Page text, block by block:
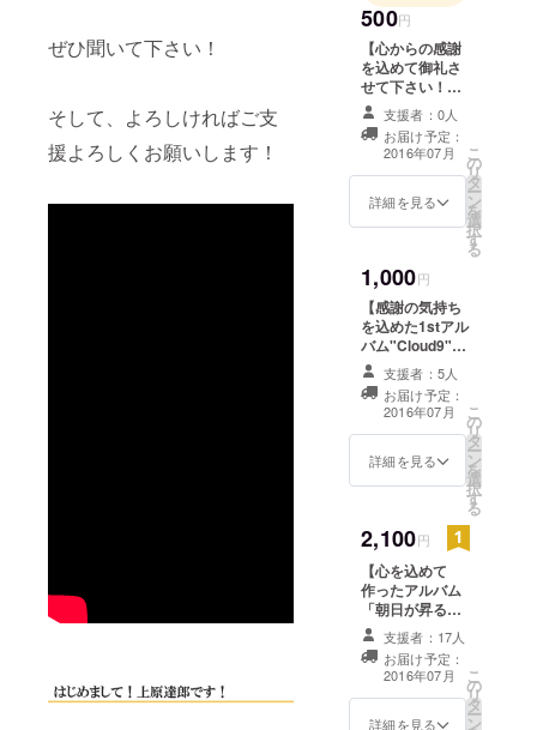
ぜひ聞いて下さい！
そして、よろしければご支
援よろしくお願いします！
8曲入りアル
バ
ム“Cloud9”を
発表。バン
クーバー沖
縄県人会35
周年記念イ
ベントで使
用される。
帰国後、
2010年IT企
業に就職す
るも、音楽
への情熱を
断ち切れず
「心から音
楽がやりた
い」と自分
の本当の気
持ちに気付
いた時、
「音楽を仕
事にする」
その夢を叶
えるために
2011年11月
500円
【心からの感謝
を込めて御礼さ
せて下さい！】
夏の暑さにも負
けない！？上原
達郎から熱い御
礼のメッセー
ジ！
支援者：0人
お届け予定：
2016年07月
詳細を見る
こ
の
リ
タ
ー
ン
を
選
択
す
る
1,000円
【感謝の気持ち
を込めた1stアル
バム"Cloud9"を
ぜひ受け取って
下さい！】 1. 熱
い御礼のメッ
セージ！ 2. 8曲
入りアルバム
「Cloud9」メッ
支援者：5人
お届け予定：
2016年07月
詳細を見る
こ
の
リ
タ
ー
ン
を
選
択
す
る
2,100円
【心を込めて
作ったアルバム
「朝日が昇る場
所」をぜひ受け
取って下さ
い！】 1. 熱い御
礼のメッセー
ジ！ 2. 10曲入り
アルバム「朝日
支援者：17人
お届け予定：
2016年07月
詳細を見る
こ
の
リ
タ
ー
ン